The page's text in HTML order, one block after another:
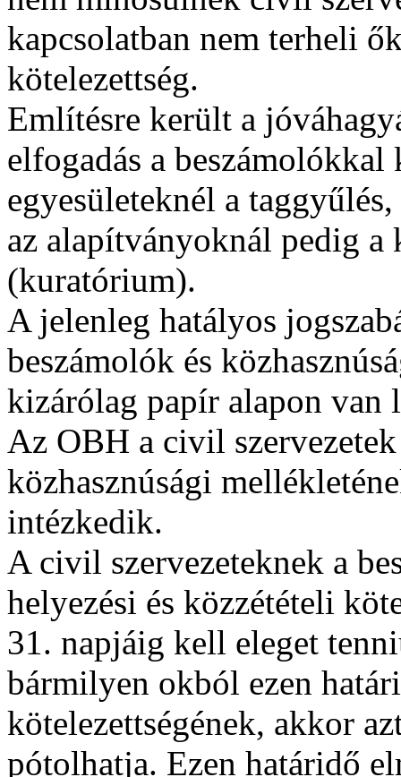
kapcsolatban nem terheli
kötelezettség.
Említésre került a
elfogadás a beszámolókkal
egyesületeknél a
az alapítványoknál pedig a
(kuratórium).
A jelenleg hatályos
beszámolók és
kizárólag papír alapon van
Az OBH a civil szervezetek
közhasznúsági
intézkedik.
A civil szervezeteknek a
helyezési és közzétételi
31. napjáig kell eleget
bármilyen okból ezen
kötelezettségének, akkor
pótolhatja. Ezen határidő